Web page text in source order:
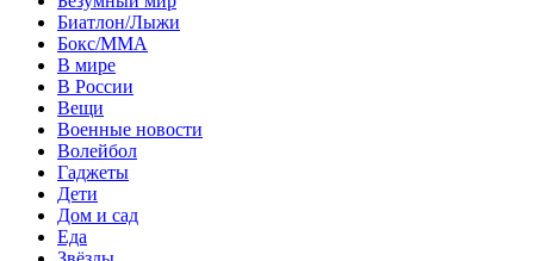
Биатлон/Лыжи
Бокс/MMA
В мире
В России
Вещи
Военные новости
Волейбол
Гаджеты
Дети
Дом и сад
Еда